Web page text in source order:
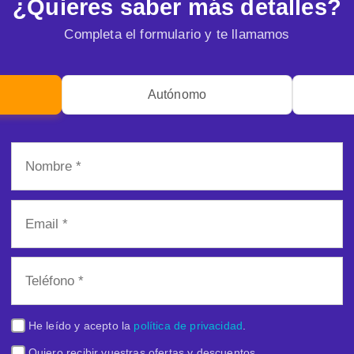
¿Quieres saber más detalles?
Completa el formulario y te llamamos
Autónomo
He leído y acepto la política de privacidad.